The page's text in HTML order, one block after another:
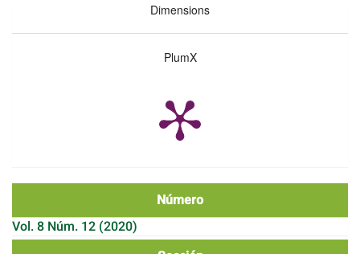
Dimensions
PlumX
Número
Vol. 8 Núm. 12 (2020)